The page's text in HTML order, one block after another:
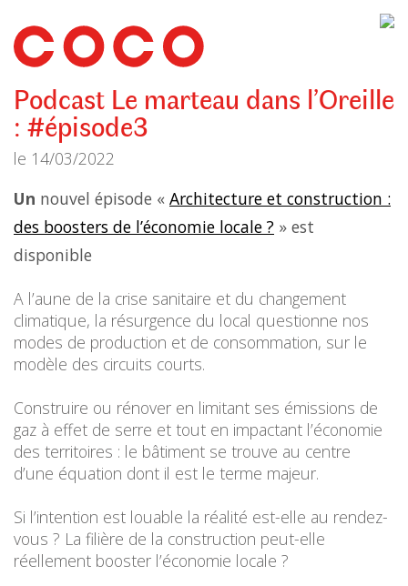
CoCo
Architecture
architecture,
urbanisme,
etc.
Podcast Le marteau dans l’Oreille
: #épisode3
le 14/03/2022
Un nouvel épisode « Architecture et construction :
des boosters de l’économie locale ? » est
disponible
A l’aune de la crise sanitaire et du changement
climatique, la résurgence du local questionne nos
modes de production et de consommation, sur le
modèle des circuits courts.
Construire ou rénover en limitant ses émissions de
gaz à effet de serre et tout en impactant l’économie
des territoires : le bâtiment se trouve au centre
d’une équation dont il est le terme majeur.
Si l’intention est louable la réalité est-elle au rendez-
vous ? La filière de la construction peut-elle
réellement booster l’économie locale ?